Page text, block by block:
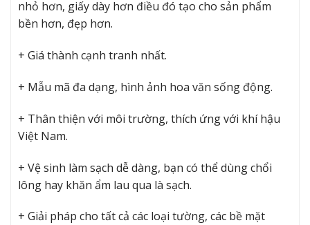
nhỏ hơn, giấy dày hơn điều đó tạo cho sản phẩm
bền hơn, đẹp hơn.
+ Giá thành cạnh tranh nhất.
+ Mẫu mã đa dạng, hình ảnh hoa văn sống động.
+ Thân thiện với môi trường, thích ứng với khí hậu
Việt Nam.
+ Vệ sinh làm sạch dễ dàng, bạn có thể dùng chổi
lông hay khăn ẩm lau qua là sạch.
+ Giải pháp cho tất cả các loại tường, các bề mặt